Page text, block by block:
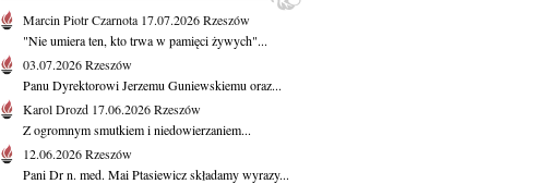
Marcin Piotr Czarnota 17.07.2026Rzeszów
"Nie umiera ten, kto trwa w pamięci żywych"...
03.07.2026Rzeszów
Panu Dyrektorowi Jerzemu Guniewskiemu oraz...
Karol Drozd 17.06.2026Rzeszów
Z ogromnym smutkiem i niedowierzaniem...
12.06.2026Rzeszów
Pani Dr n. med. Mai Ptasiewicz składamy wyrazy...